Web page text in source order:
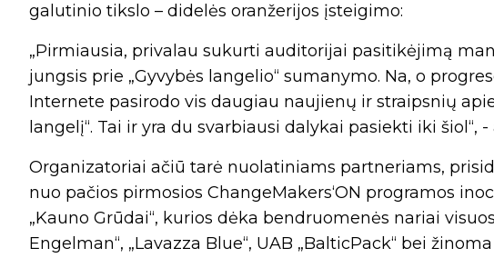
galutinio tikslo – didelės oranžerijos įsteigimo:
„Pirmiausia, privalau sukurti auditorijai pasitikėjimą
jungsis prie „Gyvybės langelio“ sumanymo. Na, o
Internete pasirodo vis daugiau naujienų ir straipsnių
langelį“. Tai ir yra du svarbiausi dalykai pasiekti iki šiol“,
Organizatoriai ačiū tarė nuolatiniams partneriams,
nuo pačios pirmosios ChangeMakers‘ON programos
„Kauno Grūdai“, kurios dėka bendruomenės nariai
Engelman“, „Lavazza Blue“, UAB „BalticPack“ bei